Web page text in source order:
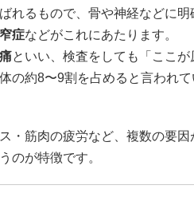
れるもので、骨や神経などに
症などがこれにあたります。
といい、検査をしても「ここ
の約8〜9割を占めると言われて
・筋肉の疲労など、複数の要
のが特徴です。